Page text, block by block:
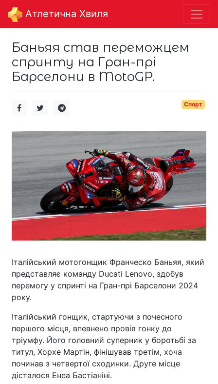
Aтлетична Хвиля
Баньяя став переможцем
спринту на Гран-прі
Барселони в MotoGP.
Спорт
Італійський мотогонщик Франческо Баньяя, який
представляє команду Ducati Lenovo, здобув
перемогу у спринті на Гран-прі Барселони 2024
року.
Італійський гонщик, стартуючи з почесного
першого місця, впевнено провів гонку до
тріумфу. Його головний суперник у боротьбі за
титул, Хорхе Мартін, фінішував третім, хоча
починав з четвертої сходинки. Друге місце
дісталося Енеа Бастіаніні.